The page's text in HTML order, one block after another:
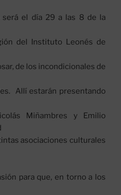
el día 29 a las 8 de la
del Instituto Leonés de
de los incondicionales de
Allí estarán presentando
Miñambres y Emilio
asociaciones culturales
para que, en torno a los